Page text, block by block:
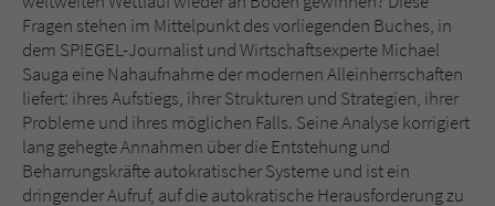
Fragen stehen im Mittelpunkt des vorliegenden Buches, in
dem SPIEGEL-Journalist und Wirtschaftsexperte Michael
Sauga eine Nahaufnahme der modernen Alleinherrschaften
liefert: ihres Aufstiegs, ihrer Strukturen und Strategien, ihrer
Probleme und ihres möglichen Falls. Seine Analyse korrigiert
lang gehegte Annahmen über die Entstehung und
Beharrungskräfte autokratischer Systeme und ist ein
dringender Aufruf, auf die autokratische Herausforderung zu
Zweck
Dieses Cookie gewährleistet die
Kommunikation der Webseite mit dem
Benutzer. Es wird benötigt um z. B. den
Sicherheitscode des Kontaktformulars zu
überprüfen.